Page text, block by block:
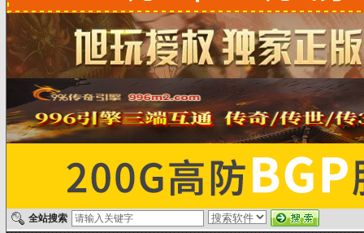
九到零私服资源下载站
全站搜索